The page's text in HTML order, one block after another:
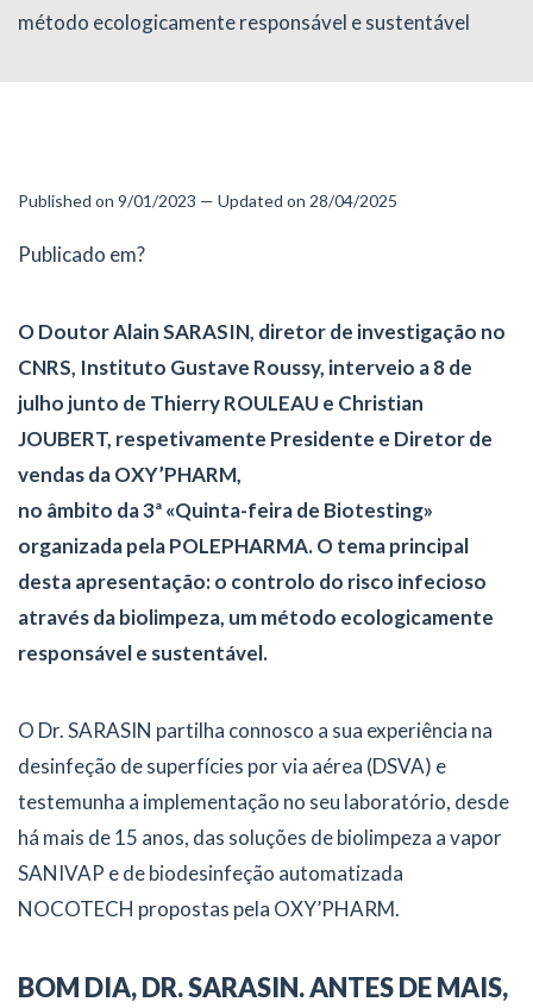
método ecologicamente responsável e sustentável
Published on 9/01/2023 — Updated on 28/04/2025
Publicado em?
O Doutor Alain SARASIN, diretor de investigação no
CNRS, Instituto Gustave Roussy, interveio a 8 de
julho junto de Thierry ROULEAU e Christian
JOUBERT, respetivamente Presidente e Diretor de
vendas da OXY’PHARM,
no âmbito da 3ª «Quinta-feira de Biotesting»
organizada pela POLEPHARMA. O tema principal
desta apresentação: o controlo do risco infecioso
através da biolimpeza, um método ecologicamente
responsável e sustentável.
O Dr. SARASIN partilha connosco a sua experiência na
desinfeção de superfícies por via aérea (DSVA) e
testemunha a implementação no seu laboratório, desde
há mais de 15 anos, das soluções de biolimpeza a vapor
SANIVAP e de biodesinfeção automatizada
NOCOTECH propostas pela OXY’PHARM.
BOM DIA, DR. SARASIN. ANTES DE MAIS,